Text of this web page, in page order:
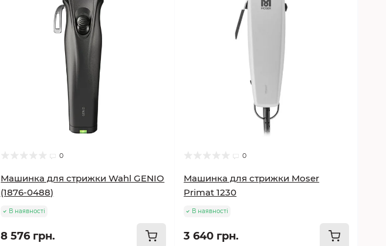
0
Машинка для стрижки Wahl GENIO
(1876-0488)
В наявності
8 576 грн.
0
Машинка для стрижки Moser
Primat 1230
В наявності
3 640 грн.